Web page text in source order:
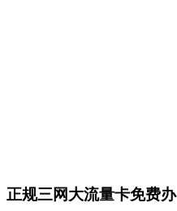
正规三网大流量卡免费办